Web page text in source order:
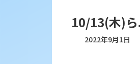
10/13(木)ら
2022年9月1日